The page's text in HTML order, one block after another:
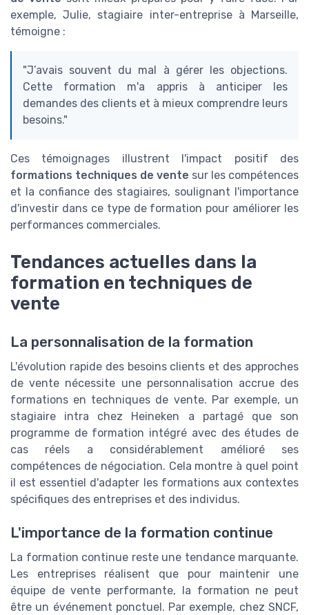
exemple, Julie, stagiaire inter-entreprise à Marseille,
témoigne :
"J’avais souvent du mal à gérer les objections.
Cette formation m'a appris à anticiper les
demandes des clients et à mieux comprendre leurs
besoins."
Ces témoignages illustrent l'impact positif des
formations techniques de vente sur les compétences
et la confiance des stagiaires, soulignant l'importance
d'investir dans ce type de formation pour améliorer les
performances commerciales.
Tendances actuelles dans la
formation en techniques de
vente
La personnalisation de la formation
L'évolution rapide des besoins clients et des approches
de vente nécessite une personnalisation accrue des
formations en techniques de vente. Par exemple, un
stagiaire intra chez Heineken a partagé que son
programme de formation intégré avec des études de
cas réels a considérablement amélioré ses
compétences de négociation. Cela montre à quel point
il est essentiel d'adapter les formations aux contextes
spécifiques des entreprises et des individus.
L'importance de la formation continue
La formation continue reste une tendance marquante.
Les entreprises réalisent que pour maintenir une
équipe de vente performante, la formation ne peut
être un événement ponctuel. Par exemple, chez SNCF,